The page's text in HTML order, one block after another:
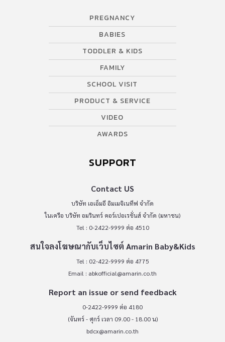
PREGNANCY
BABIES
TODDLER & KIDS
FAMILY
SCHOOL VISIT
PRODUCT & SERVICE
VIDEO
AWARDS
SUPPORT
Contact US
บริษัท เอเอ็มอี อิมเมจิเนทีฟ จำกัด
ในเครือ บริษัท อมรินทร์ คอร์เปอเรชั่นส์ จำกัด (มหาชน)
Tel : 0-2422-9999 ต่อ 4510
สนใจลงโฆษณากับเว็บไซต์ Amarin Baby&Kids
Tel : 02-422-9999 ต่อ 4775
Email : abkofficial@amarin.co.th
Report an issue or send feedback
0-2422-9999 ต่อ 4180
(จันทร์ - ศุกร์ เวลา 09.00 - 18.00 น)
bdcx@amarin.co.th